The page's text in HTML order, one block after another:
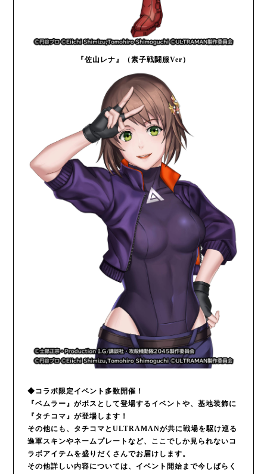
『佐山レナ』（素子戦闘服Ver）
◆コラボ限定イベント多数開催！
『ベムラー』がボスとして登場するイベントや、基地装飾に
『タチコマ』が登場します！
その他にも、タチコマとULTRAMANが共に戦場を駆け巡る
進軍スキンやネームプレートなど、ここでしか見られないコ
ラボアイテムを盛りだくさんでお届けします。
その他詳しい内容については、イベント開始まで今しばらく